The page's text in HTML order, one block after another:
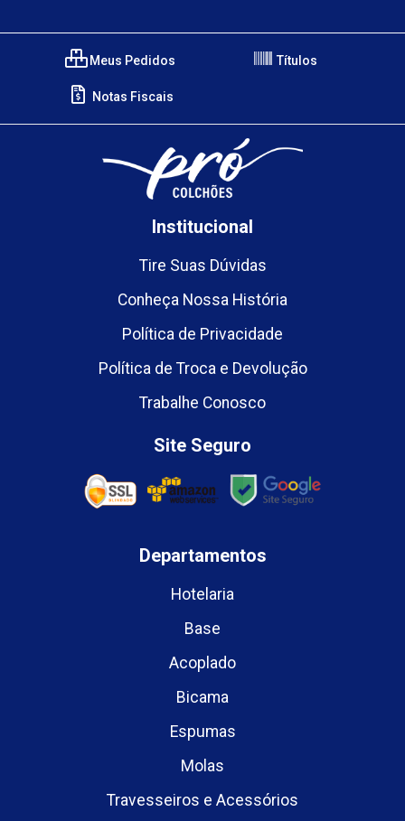
Meus Pedidos Títulos
Notas Fiscais
Institucional
Tire Suas Dúvidas
Conheça Nossa História
Política de Privacidade
Política de Troca e Devolução
Trabalhe Conosco
Site Seguro
Departamentos
Hotelaria
Base
Acoplado
Bicama
Espumas
Molas
Travesseiros e Acessórios